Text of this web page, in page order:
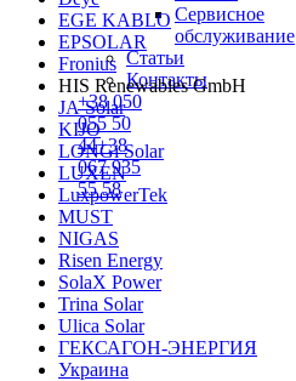
Сервисное
обслуживание
Статьи
Контакты
+38050
055 50
44+38
067935
55 58
EGE KABLO
EPSOLAR
Fronius
HIS Renewables GmbH
JA Solar
KIJO
LONGi Solar
LUXEN
LuxpowerTek
MUST
NIGAS
Risen Energy
SolaX Power
Trina Solar
Ulica Solar
ГЕКСАГОН-ЭНЕРГИЯ
Украина